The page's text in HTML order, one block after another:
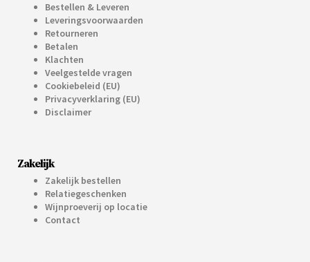
Bestellen & Leveren
Leveringsvoorwaarden
Retourneren
Betalen
Klachten
Veelgestelde vragen
Cookiebeleid (EU)
Privacyverklaring (EU)
Disclaimer
Zakelijk
Zakelijk bestellen
Relatiegeschenken
Wijnproeverij op locatie
Contact